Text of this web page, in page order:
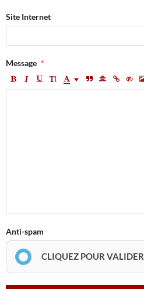
Site Internet
Message
Anti-spam
CLIQUEZ POUR VALIDER